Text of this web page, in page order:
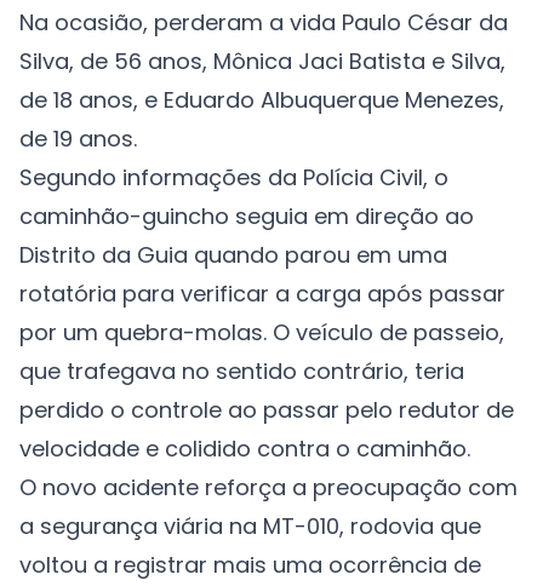
Na ocasião, perderam a vida Paulo César da
Silva, de 56 anos, Mônica Jaci Batista e Silva,
de 18 anos, e Eduardo Albuquerque Menezes,
de 19 anos.
Segundo informações da Polícia Civil, o
caminhão-guincho seguia em direção ao
Distrito da Guia quando parou em uma
rotatória para verificar a carga após passar
por um quebra-molas. O veículo de passeio,
que trafegava no sentido contrário, teria
perdido o controle ao passar pelo redutor de
velocidade e colidido contra o caminhão.
O novo acidente reforça a preocupação com
a segurança viária na MT-010, rodovia que
voltou a registrar mais uma ocorrência de